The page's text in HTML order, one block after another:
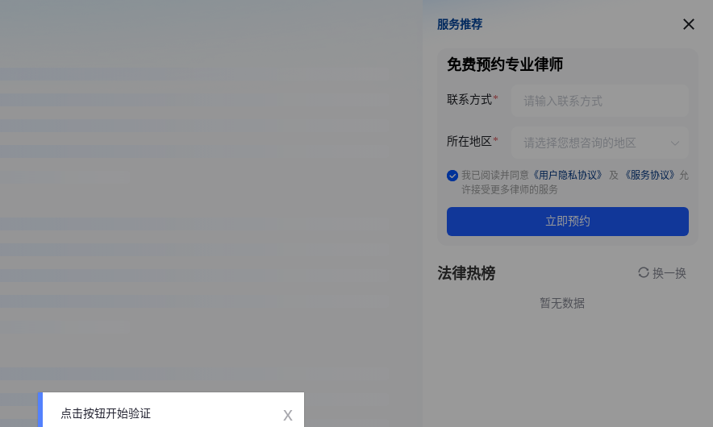
服务推荐
服务推荐
免费预约专业律师
联系方式
所在地区
我已阅读并同意 《用户隐私协议》 及 《服务协议》 允
许接受更多律师的服务
立即预约
法律热榜 换一换
暂无数据
点击按钮开始验证 x